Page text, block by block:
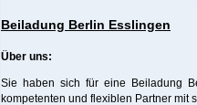
Beiladung Berlin Esslingen
Über uns:
Sie haben sich für eine Beiladung
kompetenten und flexiblen Partner mit